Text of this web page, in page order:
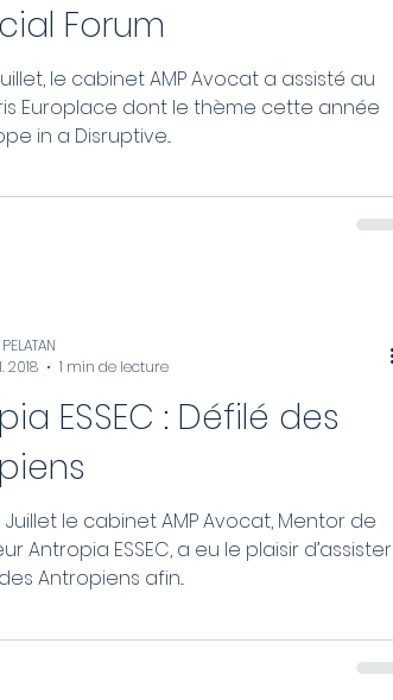
Forum
juillet, le cabinet AMP Avocat a assisté au
in a Disruptive...
ESSEC : Défilé des
Juillet le cabinet AMP Avocat, Mentor de
Antropia ESSEC, a eu le plaisir d’assister
Antropiens afin...
2018
1 min de lecture